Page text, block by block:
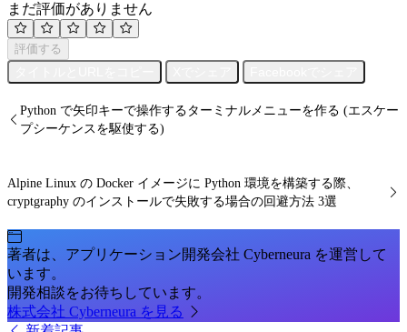
まだ評価がありません
評価する
Python で矢印キーで操作するターミナルメニューを作る (エスケー
プシーケンスを駆使する)
Alpine Linux の Docker イメージに Python 環境を構築する際、
cryptgraphy のインストールで失敗する場合の回避方法 3選
著者は、アプリケーション開発会社 Cyberneura を運営して
います。
開発相談をお待ちしています。
株式会社 Cyberneura を見る